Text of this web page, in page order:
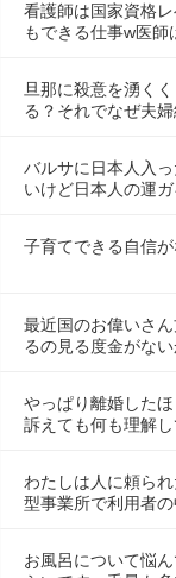
看護師は国家資格
もできる仕事w医師
旦那に殺意を湧く
る？それでなぜ夫
バルサに日本人入
いけど日本人の運
子育てできる自信
最近国のお偉いさ
るの見る度金がない
やっぱり離婚した
訴えても何も理解
わたしは人に頼ら
型事業所で利用者
お風呂について悩